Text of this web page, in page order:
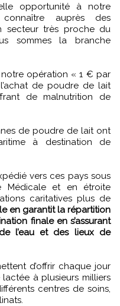
opportunité à notre
auprès des
secteur très proche du
sommes la branche
opération « 1 € par
de poudre de lait
de malnutrition de
de poudre de lait ont
à destination de
vers ces pays sous
Médicale et en étroite
caritatives plus de
en garantit la répartition
finale en s’assurant
l’eau et des lieux de
d’offrir chaque jour
à plusieurs milliers
centres de soins,